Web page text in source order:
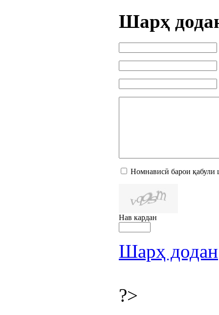
Шарҳ
Номнависӣ барои қабули
Нав кардан
Шарҳ додан
?>